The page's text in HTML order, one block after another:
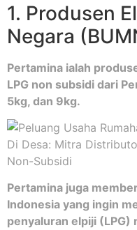
1. Produsen
Negara
Pertamina ialah
LPG non subsidi dari
5kg, dan 9kg.
Pertamina juga
Indonesia yang ingin
penyaluran elpiji (LPG)